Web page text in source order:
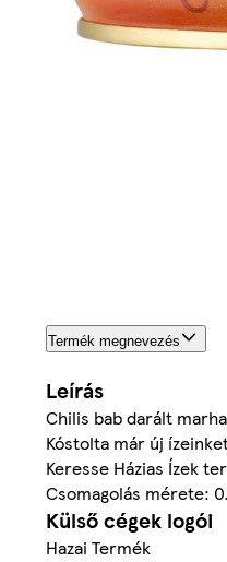
Termék megnevezés
Leírás
Chilis bab darált
Kóstolta már új
Keresse Házias Ízek
Csomagolás mérete:
Külső cégek logói
Hazai Termék